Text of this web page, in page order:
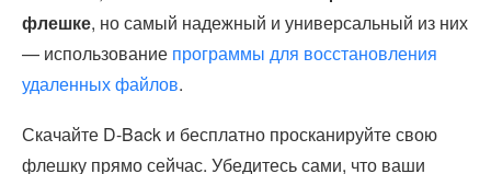
флешке, но самый надежный и универсальный из них
— использование программы для восстановления
удаленных файлов.
Скачайте D-Back и бесплатно просканируйте свою
флешку прямо сейчас. Убедитесь сами, что ваши